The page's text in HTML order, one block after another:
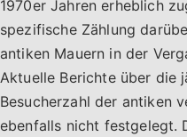
1970er Jahren erheblich
spezifische Zählung
antiken Mauern in der
Aktuelle Berichte über die
Besucherzahl der antiken
ebenfalls nicht festgelegt.